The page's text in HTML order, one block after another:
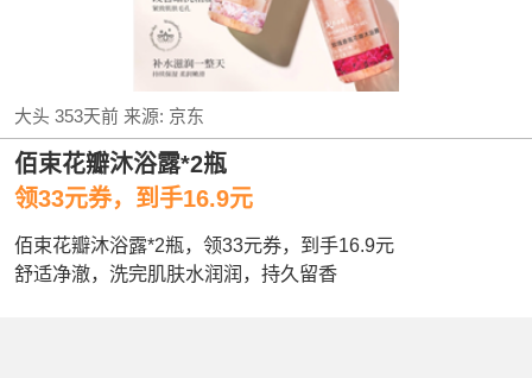
大头 353天前来源: 京东
佰束花瓣沐浴露*2瓶
领33元券，到手16.9元
佰束花瓣沐浴露*2瓶，领33元券，到手16.9元
舒适净澈，洗完肌肤水润润，持久留香